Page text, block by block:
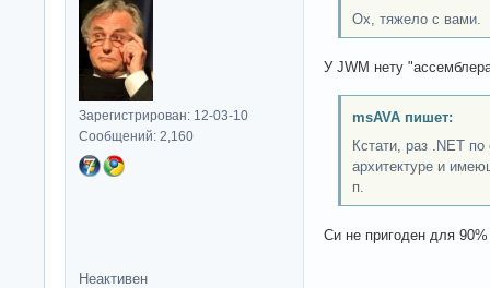
Зарегистрирован: 12-03-10
Сообщений: 2,160
Ох, тяжело с вами.
У JWM нету
msAVA пишет:
Кстати, раз .NET
архитектуре и
п.
Си не пригоден для
Неактивен